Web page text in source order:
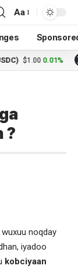
Aa
$1.00 0.01%
?
wuxuu noqday
iyadoo
kobciyaan